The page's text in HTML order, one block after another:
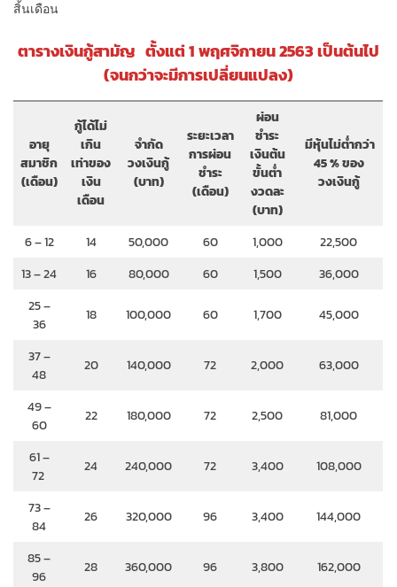
สิ้นเดือน
ตารางเงินกู้สามัญ ตั้งแต่ 1 พฤศจิกายน 2563 เป็นต้นไป
(จนกว่าจะมีการเปลี่ยนแปลง)
อายุ
สมาชิก
(เดือน)
กู้ได้ไม่
เกิน
เท่าของ
เงิน
เดือน
จำกัด
วงเงินกู้
(บาท)
ระยะเวลา
การผ่อน
ชำระ
(เดือน)
ผ่อน
ชำระ
เงินต้น
ขั้นต่ำ
งวดละ
(บาท)
มีหุ้นไม่ต่ำกว่า
45 % ของ
วงเงินกู้
6 – 12 14 50,000 60 1,000
22,500
13 – 24
16 80,000 60 1,500
36,000
25 –
36
18 100,000 60 1,700 45,000
37 –
48
20 140,000 72 2,000 63,000
49 –
60
22 180,000 72 2,500 81,000
61 –
72
24 240,000 72 3,400 108,000
73 –
84
26 320,000 96 3,400 144,000
85 –
96
28 360,000 96 3,800 162,000